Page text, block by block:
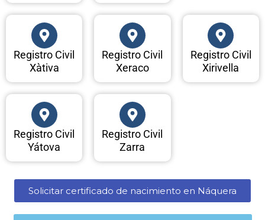
Registro Civil
Xàtiva
Registro Civil
Xeraco
Registro Civil
Xirivella
Registro Civil
Yátova
Registro Civil
Zarra
Solicitar certificado de nacimiento en Náquera​